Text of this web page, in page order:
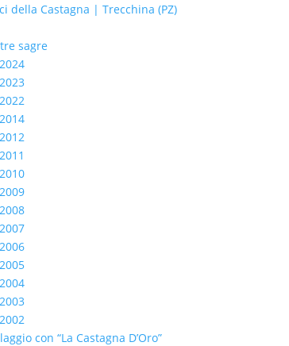
sagre
con “La Castagna D’Oro”